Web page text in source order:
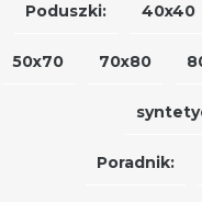
Poduszki: 40x40
50x70 70x80
Poradnik: